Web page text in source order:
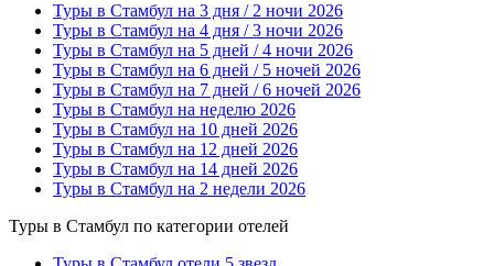
Туры в Стамбул на 3 дня / 2 ночи 2026
Туры в Стамбул на 4 дня / 3 ночи 2026
Туры в Стамбул на 5 дней / 4 ночи 2026
Туры в Стамбул на 6 дней / 5 ночей 2026
Туры в Стамбул на 7 дней / 6 ночей 2026
Туры в Стамбул на неделю 2026
Туры в Стамбул на 10 дней 2026
Туры в Стамбул на 12 дней 2026
Туры в Стамбул на 14 дней 2026
Туры в Стамбул на 2 недели 2026
Туры в Стамбул по категории отелей